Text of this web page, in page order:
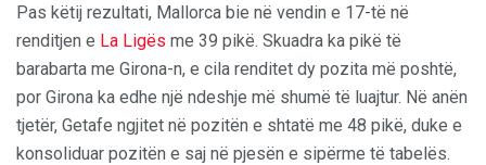
Pas këtij rezultati, Mallorca bie në vendin e 17-të në
renditjen e La Ligës me 39 pikë. Skuadra ka pikë të
barabarta me Girona-n, e cila renditet dy pozita më poshtë,
por Girona ka edhe një ndeshje më shumë të luajtur. Në anën
tjetër, Getafe ngjitet në pozitën e shtatë me 48 pikë, duke e
konsoliduar pozitën e saj në pjesën e sipërme të tabelës.